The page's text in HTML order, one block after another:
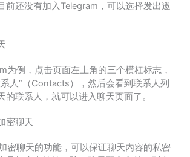
前还没有加入Telegram，可以选择发出邀
为例，点击页面左上角的三个横杠标志，
人”（Contacts），然后会看到联系人列
的联系人，就可以进入聊天页面了。
密聊天
密聊天的功能，可以保证聊天内容的私密